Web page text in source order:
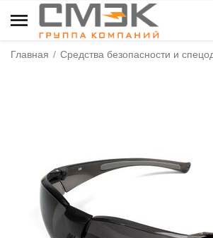
Главная / Средства безопасности и